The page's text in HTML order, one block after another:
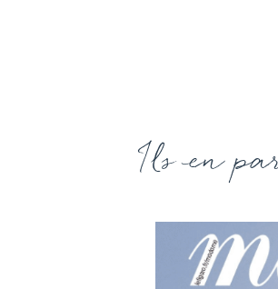
Ils en